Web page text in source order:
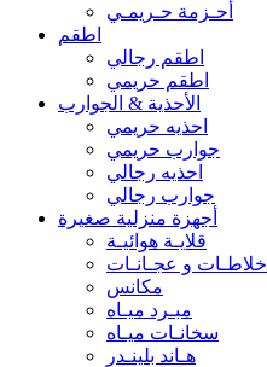
أحـزمة حـريمـي
اطقم
اطقم رجالي
اطقم حريمي
الأحذية & الجوارب
احذيه حريمي
جوارب حريمي
احذيه رجالي
جوارب رجالي
أجهزة منزلية صغيرة
قلايـة هوائيـة
خلاطـات و عجـانـات
مكانس
مبـرد ميـاه
سخانـات ميـاه
هـاند بلينـدر